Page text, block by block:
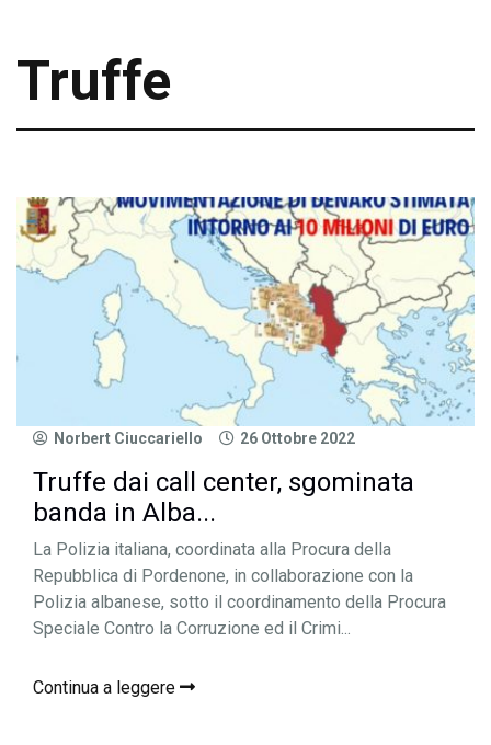
Truffe
Norbert Ciuccariello 26 Ottobre 2022
Truffe dai call center, sgominata
banda in Alba...
La Polizia italiana, coordinata alla Procura della
Repubblica di Pordenone, in collaborazione con la
Polizia albanese, sotto il coordinamento della Procura
Speciale Contro la Corruzione ed il Crimi...
Continua a leggere